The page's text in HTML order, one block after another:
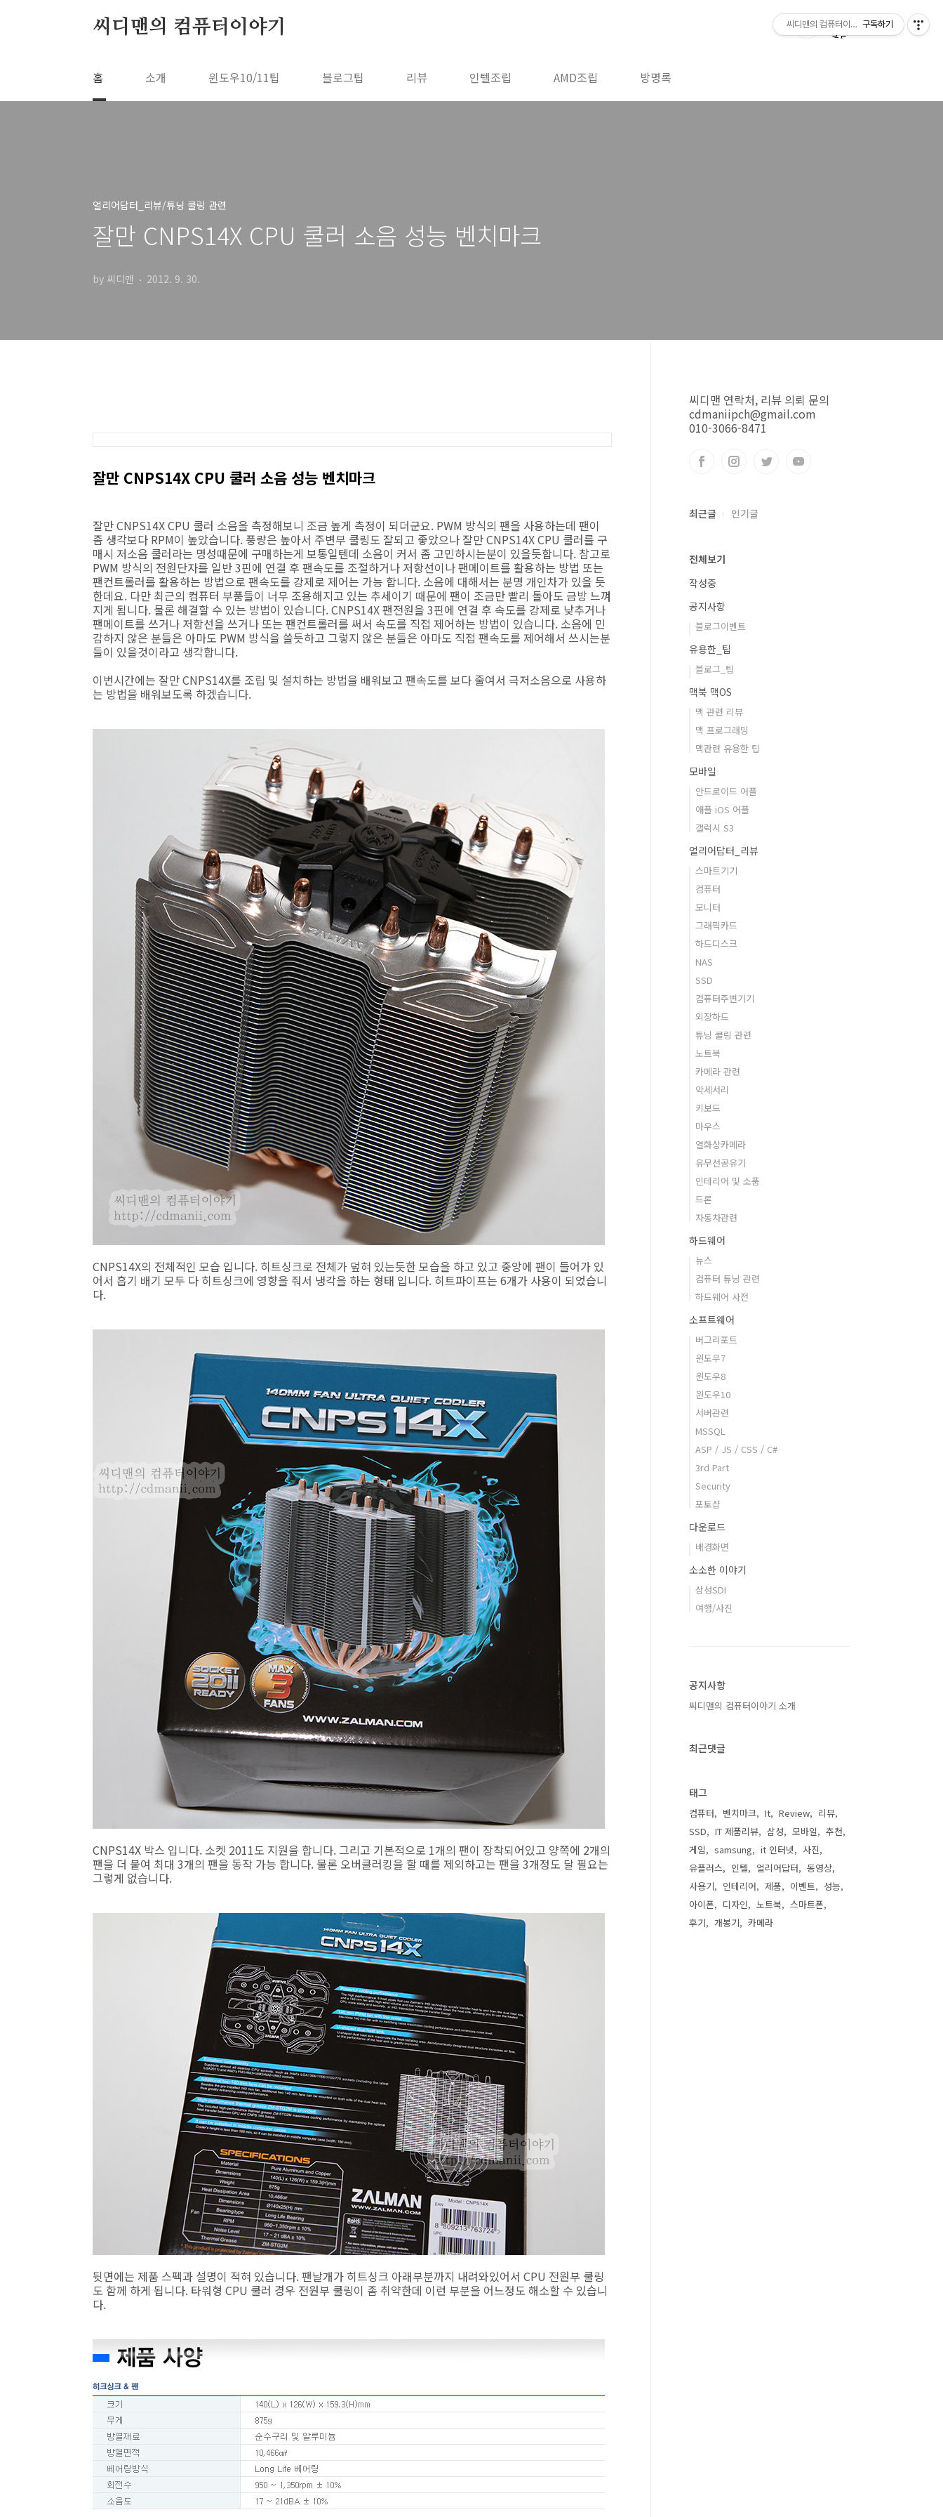
씨디맨의 컴퓨터이야기
홈 소개 윈도우10/11팁 블로그팁 리뷰 인텔조립 AMD조립 방명록
얼리어답터_리뷰/튜닝 쿨링 관련
잘만 CNPS14X CPU 쿨러 소음 성능 벤치마크
by 씨디맨 2012. 9. 30.
잘만 CNPS14X CPU 쿨러 소음 성능 벤치마크
잘만 CNPS14X CPU 쿨러 소음을 측정해보니 조금 높게 측정이 되더군요. PWM 방식의 팬을 사용하는데 팬이
좀 생각보다 RPM이 높았습니다. 풍량은 높아서 주변부 쿨링도 잘되고 좋았으나 잘만 CNPS14X CPU 쿨러를 구
매시 저소음 쿨러라는 명성때문에 구매하는게 보통일텐데 소음이 커서 좀 고민하시는분이 있을듯합니다. 참고로
PWM 방식의 전원단자를 일반 3핀에 연결 후 팬속도를 조절하거나 저항선이나 팬메이트를 활용하는 방법 또는
팬컨트롤러를 활용하는 방법으로 팬속도를 강제로 제어는 가능 합니다. 소음에 대해서는 분명 개인차가 있을 듯
한데요. 다만 최근의 컴퓨터 부품들이 너무 조용해지고 있는 추세이기 때문에 팬이 조금만 빨리 돌아도 금방 느껴
지게 됩니다. 물론 해결할 수 있는 방법이 있습니다. CNPS14X 팬전원을 3핀에 연결 후 속도를 강제로 낮추거나
팬메이트를 쓰거나 저항선을 쓰거나 또는 팬컨트롤러를 써서 속도를 직접 제어하는 방법이 있습니다. 소음에 민
감하지 않은 분들은 아마도 PWM 방식을 쓸듯하고 그렇지 않은 분들은 아마도 직접 팬속도를 제어해서 쓰시는분
들이 있을것이라고 생각합니다.
이번시간에는 잘만 CNPS14X를 조립 및 설치하는 방법을 배워보고 팬속도를 보다 줄여서 극저소음으로 사용하
는 방법을 배워보도록 하겠습니다.
CNPS14X의 전체적인 모습 입니다. 히트싱크로 전체가 덮혀 있는듯한 모습을 하고 있고 중앙에 팬이 들어가 있
어서 흡기 배기 모두 다 히트싱크에 영향을 줘서 냉각을 하는 형태 입니다. 히트파이프는 6개가 사용이 되었습니
다.
CNPS14X 박스 입니다. 소켓 2011도 지원을 합니다. 그리고 기본적으로 1개의 팬이 장착되어있고 양쪽에 2개의
팬을 더 붙여 최대 3개의 팬을 동작 가능 합니다. 물론 오버클러킹을 할 때를 제외하고는 팬을 3개정도 달 필요는
그렇게 없습니다.
뒷면에는 제품 스펙과 설명이 적혀 있습니다. 팬날개가 히트싱크 아래부분까지 내려와있어서 CPU 전원부 쿨링
도 함께 하게 됩니다. 타워형 CPU 쿨러 경우 전원부 쿨링이 좀 취약한데 이런 부분을 어느정도 해소할 수 있습니
다.
씨디맨 연락처, 리뷰 의뢰 문의
cdmaniipch@gmail.com
010-3066-8471
최근글 인기글
전체보기
작성중
공지사항
블로그이벤트
유용한_팁
블로그_팁
맥북 맥OS
맥 관련 리뷰
맥 프로그래밍
맥관련 유용한 팁
모바일
안드로이드 어플
애플 iOS 어플
갤럭시 S3
얼리어답터_리뷰
스마트기기
컴퓨터
모니터
그래픽카드
하드디스크
NAS
SSD
컴퓨터주변기기
외장하드
튜닝 쿨링 관련
노트북
카메라 관련
악세서리
키보드
마우스
열화상카메라
유무선공유기
인테리어 및 소품
드론
자동차관련
하드웨어
뉴스
컴퓨터 튜닝 관련
하드웨어 사전
소프트웨어
버그리포트
윈도우7
윈도우8
윈도우10
서버관련
MSSQL
ASP / JS / CSS / C#
3rd Part
Security
포토샵
다운로드
배경화면
소소한 이야기
삼성SDI
여행/사진
공지사항
씨디맨의 컴퓨터이야기 소개
최근댓글
태그
컴퓨터 벤치마크 It Review
리뷰
SSD
IT 제품리뷰 삼성 모바일
추천
게임
samsung it 인터넷
사진
유플러스
인텔 얼리어답터
동영상
사용기
인테리어 제품 이벤트
성능
아이폰
디자인 노트북
스마트폰
후기
개봉기 카메라
씨디맨의 컴퓨터이야기구독하기